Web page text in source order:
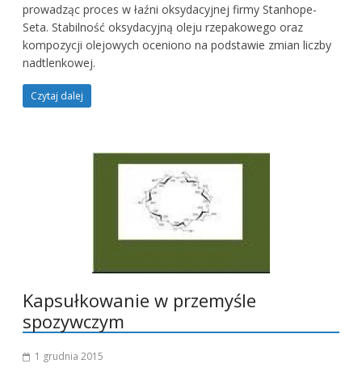
prowadząc proces w łaźni oksydacyjnej firmy Stanhope-
Seta. Stabilność oksydacyjną oleju rzepakowego oraz
kompozycji olejowych oceniono na podstawie zmian liczby
nadtlenkowej.
Czytaj dalej
Kapsułkowanie w przemyśle
spozywczym
1 grudnia 2015